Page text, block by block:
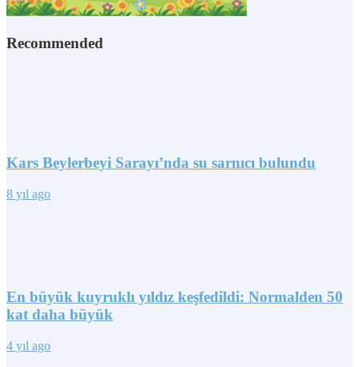
Recommended
Kars Beylerbeyi Sarayı’nda su sarnıcı bulundu
8 yıl ago
En büyük kuyruklı yıldız keşfedildi: Normalden 50
kat daha büyük
4 yıl ago